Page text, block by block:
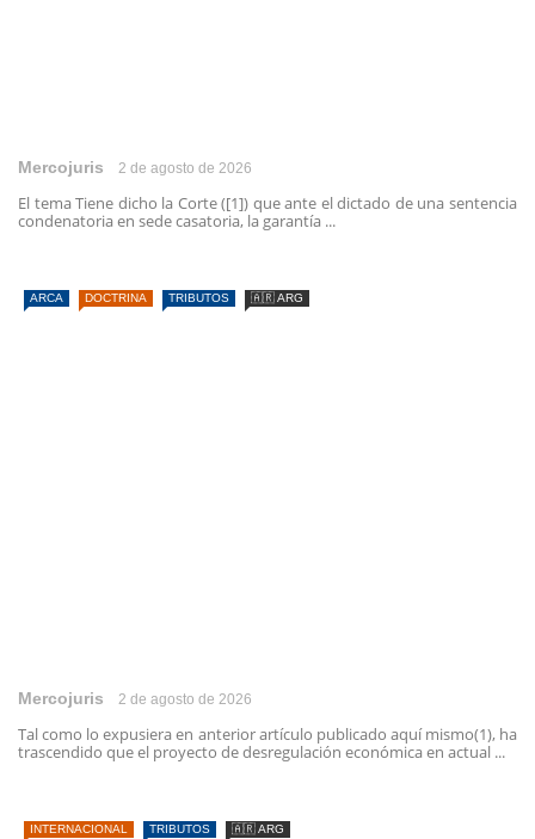
Mercojuris 2 de agosto de 2026
El tema Tiene dicho la Corte ([1]) que ante el dictado de una sentencia
condenatoria en sede casatoria, la garantía ...
ARCA DOCTRINA TRIBUTOS 🇦🇷 ARG
Mercojuris 2 de agosto de 2026
Tal como lo expusiera en anterior artículo publicado aquí mismo(1), ha
trascendido que el proyecto de desregulación económica en actual ...
INTERNACIONAL TRIBUTOS 🇦🇷 ARG